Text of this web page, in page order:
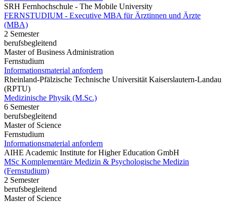
SRH Fernhochschule - The Mobile University
FERNSTUDIUM - Executive MBA für Ärztinnen und Ärzte
(MBA)
2 Semester
berufsbegleitend
Master of Business Administration
Fernstudium
Informationsmaterial anfordern
Rheinland-Pfälzische Technische Universität Kaiserslautern-Landau
(RPTU)
Medizinische Physik (M.Sc.)
6 Semester
berufsbegleitend
Master of Science
Fernstudium
Informationsmaterial anfordern
AIHE Academic Institute for Higher Education GmbH
MSc Komplementäre Medizin & Psychologische Medizin
(Fernstudium)
2 Semester
berufsbegleitend
Master of Science